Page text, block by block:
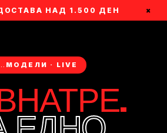
НАД 1.500 ДЕН ×
МОДЕЛИ · LIVE